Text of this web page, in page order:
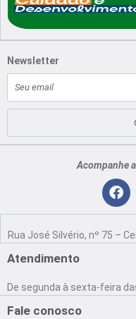
Newsletter
mail
Acompanhe
F
c
o
o
Rua José Silvério, nº 75 –
Atendimento
De segunda à sexta-feira
Fale conosco